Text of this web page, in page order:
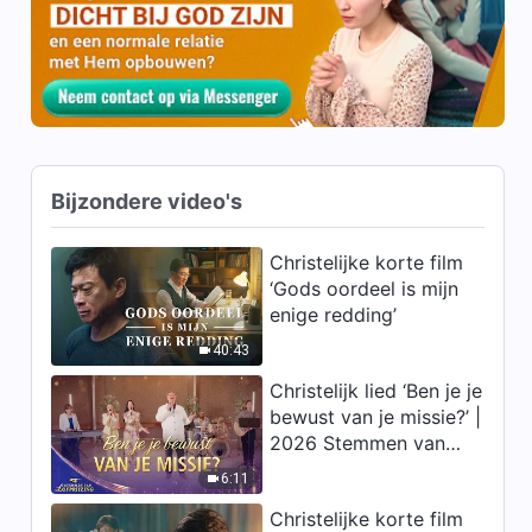
8:49
| Fragment 591
Dagelijkse woorden van God:
Bestemmingen en uitkomsten
Dagelijkse woorden van God:
Bestemmingen en uitkomsten
| Fragment 593
Dagelijkse woorden van God:
Bestemmingen en uitkomsten
| Fragment 594
7:59
Dagelijkse woorden van God:
Bestemmingen en uitkomsten
| Fragment 595
Bijzondere video's
40:43
Christelijke korte film
‘Gods oordeel is mijn
enige redding’
6:11
Christelijk lied ‘Ben je je
bewust van je missie?’ |
2026 Stemmen van
Christelijke korte film